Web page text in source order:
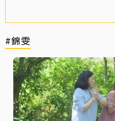
#錦雯